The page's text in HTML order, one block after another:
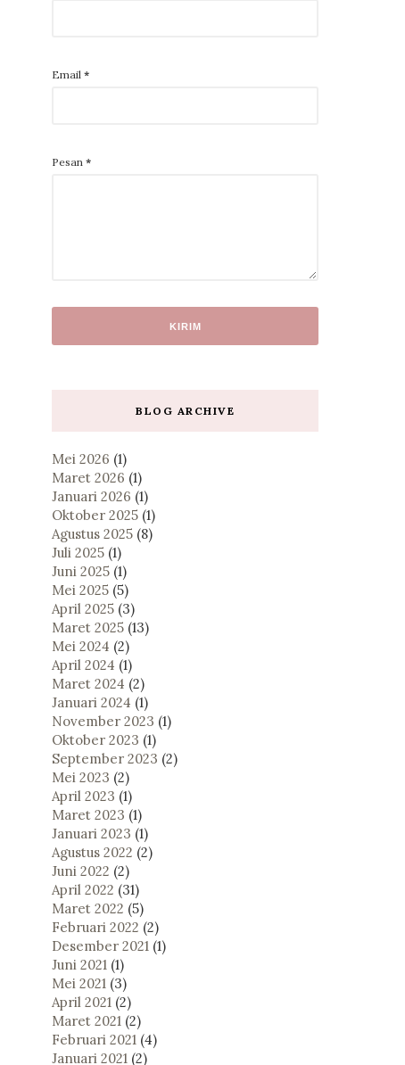
Email *
Pesan *
BLOG ARCHIVE
Mei 2026 (1)
Maret 2026 (1)
Januari 2026 (1)
Oktober 2025 (1)
Agustus 2025 (8)
Juli 2025 (1)
Juni 2025 (1)
Mei 2025 (5)
April 2025 (3)
Maret 2025 (13)
Mei 2024 (2)
April 2024 (1)
Maret 2024 (2)
Januari 2024 (1)
November 2023 (1)
Oktober 2023 (1)
September 2023 (2)
Mei 2023 (2)
April 2023 (1)
Maret 2023 (1)
Januari 2023 (1)
Agustus 2022 (2)
Juni 2022 (2)
April 2022 (31)
Maret 2022 (5)
Februari 2022 (2)
Desember 2021 (1)
Juni 2021 (1)
Mei 2021 (3)
April 2021 (2)
Maret 2021 (2)
Februari 2021 (4)
Januari 2021 (2)